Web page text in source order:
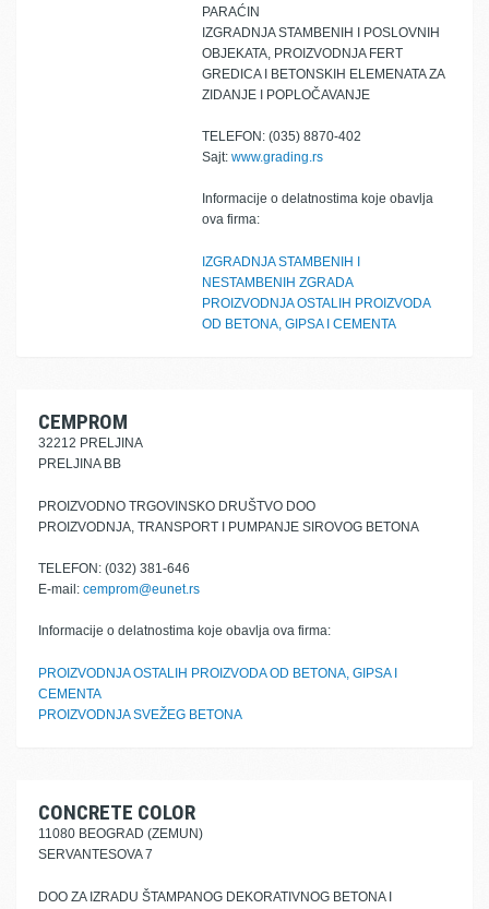
PARAĆIN
IZGRADNJA STAMBENIH I POSLOVNIH
OBJEKATA, PROIZVODNJA FERT
GREDICA I BETONSKIH ELEMENATA ZA
ZIDANJE I POPLOČAVANJE
TELEFON: (035) 8870-402
Sajt: www.grading.rs
Informacije o delatnostima koje obavlja
ova firma:
IZGRADNJA STAMBENIH I
NESTAMBENIH ZGRADA
PROIZVODNJA OSTALIH PROIZVODA
OD BETONA, GIPSA I CEMENTA
CEMPROM
32212 PRELJINA
PRELJINA BB
PROIZVODNO TRGOVINSKO DRUŠTVO DOO
PROIZVODNJA, TRANSPORT I PUMPANJE SIROVOG BETONA
TELEFON: (032) 381-646
E-mail: cemprom@eunet.rs
Informacije o delatnostima koje obavlja ova firma:
PROIZVODNJA OSTALIH PROIZVODA OD BETONA, GIPSA I
CEMENTA
PROIZVODNJA SVEŽEG BETONA
CONCRETE COLOR
11080 BEOGRAD (ZEMUN)
SERVANTESOVA 7
DOO ZA IZRADU ŠTAMPANOG DEKORATIVNOG BETONA I